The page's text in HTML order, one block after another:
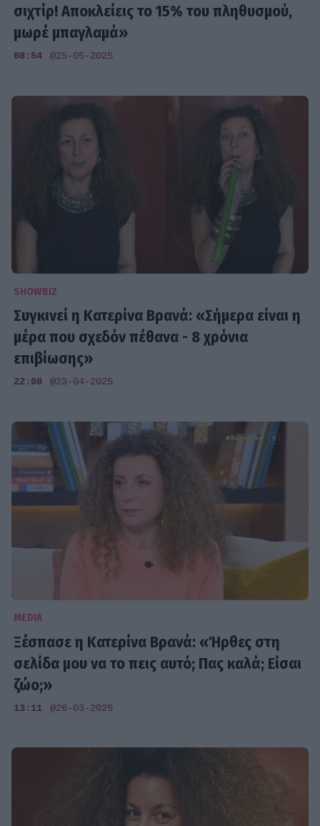
σιχτίρ! Αποκλείεις το 15% του πληθυσμού,
μωρέ μπαγλαμά»
08:54 @25-05-2025
SHOWBIZ
Συγκινεί η Κατερίνα Βρανά: «Σήμερα είναι η
μέρα που σχεδόν πέθανα - 8 χρόνια
επιβίωσης»
22:08 @23-04-2025
MEDIA
Ξέσπασε η Κατερίνα Βρανά: «Ήρθες στη
σελίδα μου να το πεις αυτό; Πας καλά; Είσαι
ζώο;»
13:11 @26-03-2025